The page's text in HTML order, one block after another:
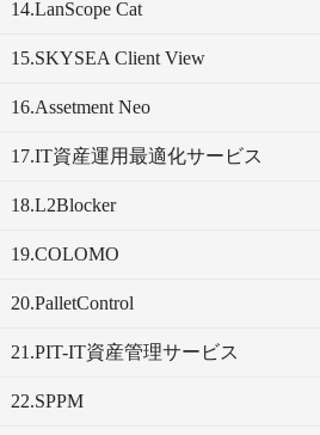
14.LanScope Cat
15.SKYSEA Client View
16.Assetment Neo
17.IT資産運用最適化サービス
18.L2Blocker
19.COLOMO
20.PalletControl
21.PIT-IT資産管理サービス
22.SPPM